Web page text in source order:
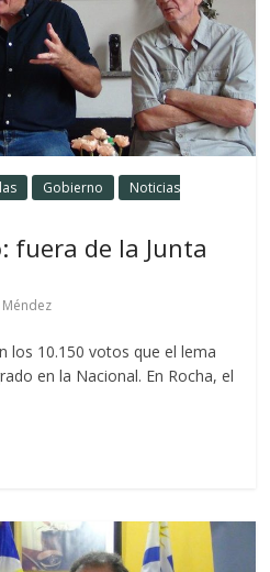
Gobierno
Noticias
fuera de la Junta
los 10.150 votos que el lema
en la Nacional. En Rocha, el